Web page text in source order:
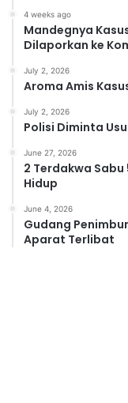
4 weeks ago
Mandegnya
Dilaporkan ke
July 2, 2026
Aroma Amis
July 2, 2026
Polisi Diminta
June 27, 2026
2 Terdakwa Sabu
Hidup
June 4, 2026
Gudang
Aparat Terlibat